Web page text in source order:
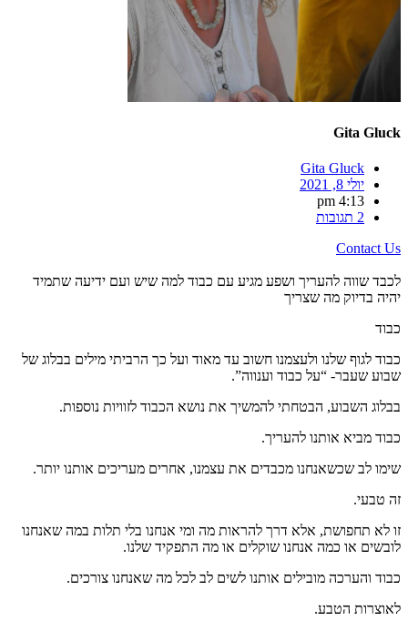
Gita Gluck
Gita Gluck
יולי 8, 2021
4:13 pm
2 תגובות
Contact Us
לכבד שווה להעריך ושפע מגיע עם כבוד למה שיש ועם ידיעה שתמיד
יהיה בדיוק מה שצריך
כבוד
כבוד לגוף שלנו ולעצמנו חשוב עד מאוד ועל כך הרביתי מילים בבלוג של
שבוע שעבר- “על כבוד וענווה”.
בבלוג השבוע, הבטחתי להמשיך את נושא הכבוד לזוויות נוספות.
כבוד מביא אותנו להעריך.
שימו לב שכשאנחנו מכבדים את עצמנו, אחרים מעריכים אותנו יותר.
זה טבעי.
זו לא תחפושת, אלא דרך להראות מה ומי אנחנו בלי תלות במה שאנחנו
לובשים או כמה אנחנו שוקלים או מה התפקיד שלנו.
כבוד והערכה מובילים אותנו לשים לב לכל מה שאנחנו צורכים.
לאוצרות הטבע.